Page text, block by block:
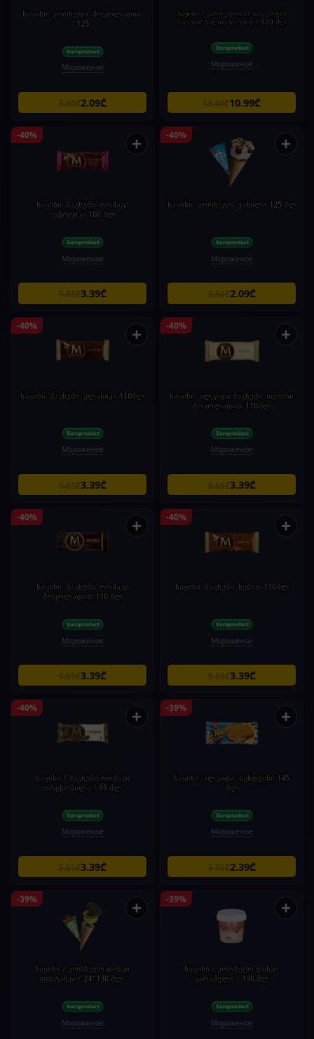
ნაყინი 'კორნეტო' შოკოლადით
125
Мороженое
3.50₾2.09₾
ნაყინი / კარტე დორ / იოგურტის
ნაღები/ ხილის სოუსით / 800 მლ
Мороженое
18.40₾10.99₾
-40% +
ნაყინი 'მაგნუმი' ორმაგი
ეგზოტიკი 100 მლ
Мороженое
5.65₾3.39₾
-40% +
ნაყინი 'კორნეტო' ვანილი 125 მლ
Мороженое
3.50₾2.09₾
-40% +
ნაყინი 'მაგნუმი' კლასიკი 110მლ
Мороженое
5.65₾3.39₾
-40% +
ნაყინი 'ალგიდა მაგნუმი' თეთრი
შოკოლადით 110მლ
Мороженое
5.65₾3.39₾
-40% +
ნაყინი 'მაგნუმი' ორმაგი
შოკოლადით 110 მლ
Мороженое
5.65₾3.39₾
-40% +
ნაყინი 'მაგნუმი' ნუშით 110მლ
Мороженое
5.65₾3.39₾
-40% +
ნაყინი / მაგნუმი ორმაგი
ორცხობილა / 95 მლ
Мороженое
5.65₾3.39₾
-39% +
ნაყინი 'ალგიდა' სენდვიჩი 145
მლ
Мороженое
3.95₾2.39₾
-39% +
ნაყინი / კორნეტო დისკი
ფისტაშკა / 24*130 მლ.
Мороженое
-39% +
ნაყინი / კორნეტო დისკი
კარამელი / 130 მლ
Мороженое